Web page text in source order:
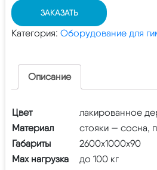
ЗАКАЗАТЬ
Категория: Оборудование для
Описание
Цвет
лакированное
Материал
стояки — сосна,
Габариты
2600х1000х90
Max нагрузка
до 100 кг